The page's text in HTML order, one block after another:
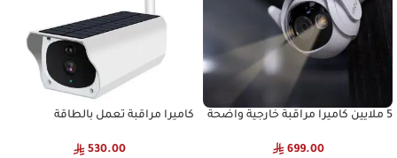
5 ملايين كاميرا مراقبة خارجية واضحة
699.00
كاميرا مراقبة تعمل بالطاقة
530.00